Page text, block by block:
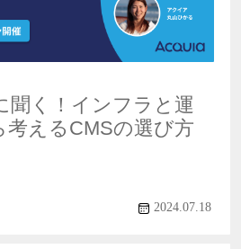
聞く！インフラと運
考えるCMSの選び方
2024.07.18